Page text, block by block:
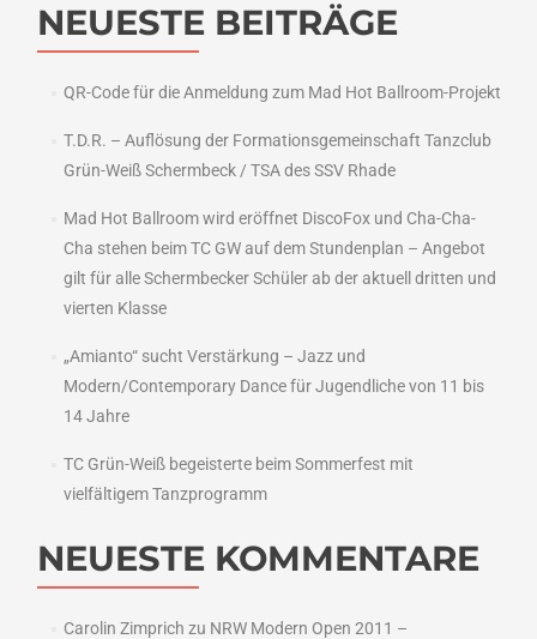
NEUESTE BEITRÄGE
QR-Code für die Anmeldung zum Mad Hot Ballroom-Projekt
T.D.R. – Auflösung der Formationsgemeinschaft Tanzclub
Grün-Weiß Schermbeck / TSA des SSV Rhade
Mad Hot Ballroom wird eröffnet DiscoFox und Cha-Cha-
Cha stehen beim TC GW auf dem Stundenplan – Angebot
gilt für alle Schermbecker Schüler ab der aktuell dritten und
vierten Klasse
„Amianto“ sucht Verstärkung – Jazz und
Modern/Contemporary Dance für Jugendliche von 11 bis
14 Jahre
TC Grün-Weiß begeisterte beim Sommerfest mit
vielfältigem Tanzprogramm
NEUESTE KOMMENTARE
Carolin Zimprich zu NRW Modern Open 2011 –